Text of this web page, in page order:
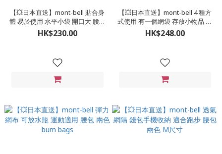
【💥日本直送】mont-bell 貼合身
體 易於使用 水平小袋 開口大 腰包
收納袋 五色 S尺寸
HK$230.00
【💥日本直送】mont-bell 4 種方
式使用 有一個網袋 存放小物品 腰
包 六色
HK$248.00